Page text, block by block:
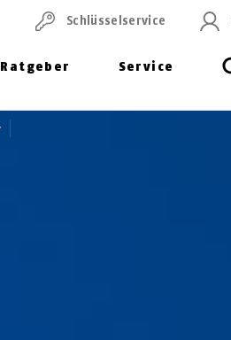
Ratgeber Service
Schlüssel­service